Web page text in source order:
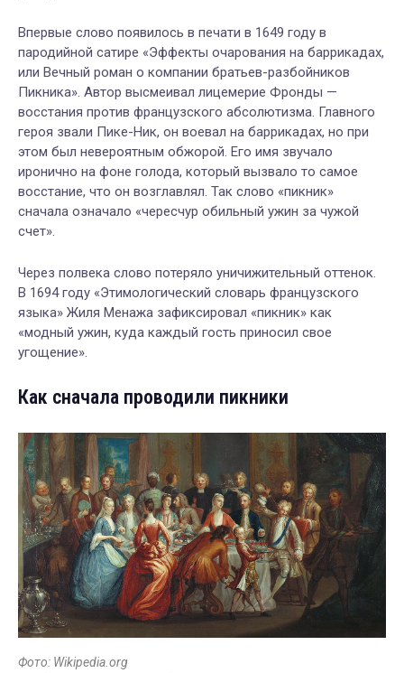
Впервые слово появилось в печати в 1649 году в
пародийной сатире «Эффекты очарования на баррикадах,
или Вечный роман о компании братьев-разбойников
Пикника». Автор высмеивал лицемерие Фронды —
восстания против французского абсолютизма. Главного
героя звали Пике-Ник, он воевал на баррикадах, но при
этом был невероятным обжорой. Его имя звучало
иронично на фоне голода, который вызвало то самое
восстание, что он возглавлял. Так слово «пикник»
сначала означало «чересчур обильный ужин за чужой
счет».
Через полвека слово потеряло уничижительный оттенок.
В 1694 году «Этимологический словарь французского
языка» Жиля Менажа зафиксировал «пикник» как
«модный ужин, куда каждый гость приносил свое
угощение».
Как сначала проводили пикники
Фото: Wikipedia.org